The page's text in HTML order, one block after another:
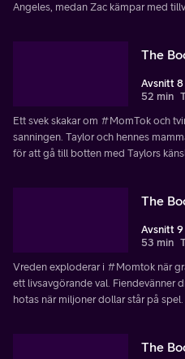
Angeles, medan Zac kämpar med
The
Avsnitt 8
52 min
Ett svek skakar om #MomTok och
sanningen. Taylor och hennes
för att gå till botten med Taylors
The
Avsnitt 9
53 min
Vreden exploderar i #Momtok när
ett livsavgörande val. Fiendevänner
hotas när miljoner dollar står på spel.
The